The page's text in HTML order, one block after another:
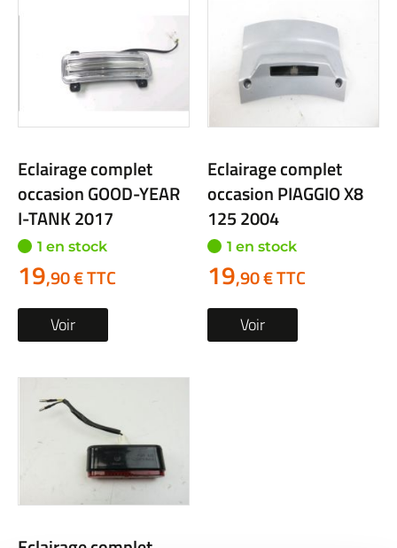
Eclairage complet
occasion GOOD-YEAR
I-TANK 2017
1 en stock
19,90 € TTC
Voir
Eclairage complet
occasion PIAGGIO X8
125 2004
1 en stock
19,90 € TTC
Voir